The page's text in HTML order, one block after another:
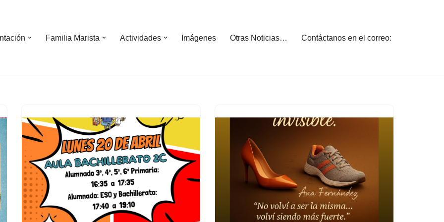
Familia Marista Actividades Imágenes Otras Noticias… Contáctanos en el correo: